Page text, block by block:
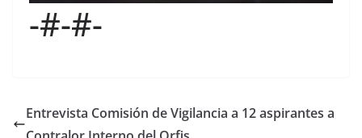
-#-#-
Entrevista Comisión de Vigilancia a 12 aspirantes a